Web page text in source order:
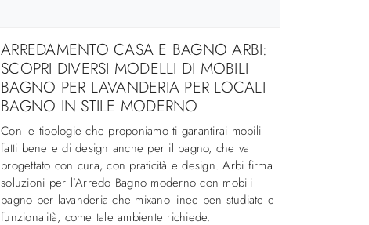
ARREDAMENTO CASA E BAGNO ARBI:
SCOPRI DIVERSI MODELLI DI MOBILI
BAGNO PER LAVANDERIA PER LOCALI
BAGNO IN STILE MODERNO
Con le tipologie che proponiamo ti garantirai mobili
fatti bene e di design anche per il bagno, che va
progettato con cura, con praticità e design. Arbi firma
soluzioni per l’Arredo Bagno moderno con mobili
bagno per lavanderia che mixano linee ben studiate e
funzionalità, come tale ambiente richiede.